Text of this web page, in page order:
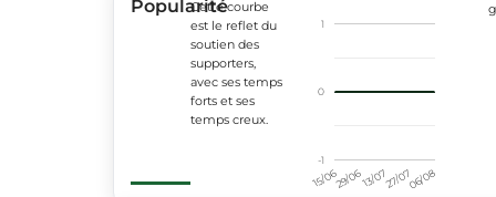
PopularitéCette courbe
est le reflet du
soutien des
supporters,
avec ses temps
forts et ses
temps creux.
15/0629/0613/0727/0706/08
-1
0
1